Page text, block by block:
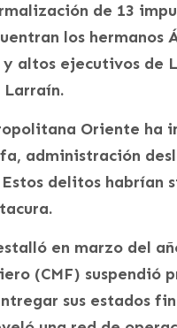
de 13
los
altos ejecutivos de
Larraín.
Oriente ha
administración
delitos habrían
en marzo del
(CMF) suspendió
sus estados